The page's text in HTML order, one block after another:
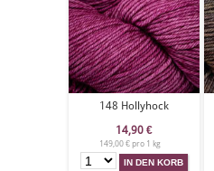
148 Hollyhock
14,90 €
149,00 € pro 1 kg